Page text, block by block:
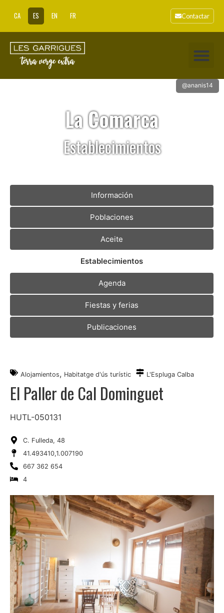
CA ES EN FR Contactar
@ananis14
La Comarca
Establecimientos
Información
Poblaciones
Aceite
Establecimientos
Agenda
Fiestas y ferias
Publicaciones
Alojamientos, Habitatge d'ús turístic L'Espluga Calba
El Paller de Cal Dominguet
HUTL-050131
C. Fulleda, 48
41.493410,1.007190
667 362 654
4